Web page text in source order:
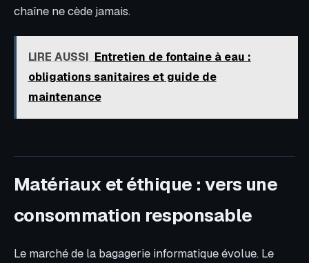
chaîne ne cède jamais.
LIRE AUSSI Entretien de fontaine à eau :
obligations sanitaires et guide de
maintenance
Matériaux et éthique : vers une
consommation responsable
Le marché de la bagagerie informatique évolue. Le